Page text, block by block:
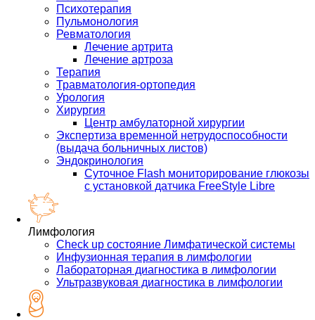
Психотерапия
Пульмонология
Ревматология
Лечение артрита
Лечение артроза
Терапия
Травматология-ортопедия
Урология
Хирургия
Центр амбулаторной хирургии
Экспертиза временной нетрудоспособности
(выдача больничных листов)
Эндокринология
Суточное Flash мониторирование глюкозы
с установкой датчика FreeStyle Libre
Лимфология
Check up состояние Лимфатической системы
Инфузионная терапия в лимфологии
Лабораторная диагностика в лимфологии
Ультразвуковая диагностика в лимфологии